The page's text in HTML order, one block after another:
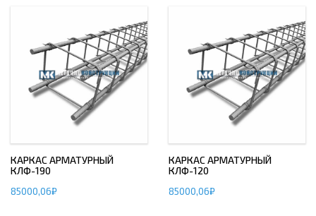
КАРКАС АРМАТУРНЫЙ
КЛФ-190
85000,06₽
КАРКАС АРМАТУРНЫЙ
КЛФ-120
85000,06₽